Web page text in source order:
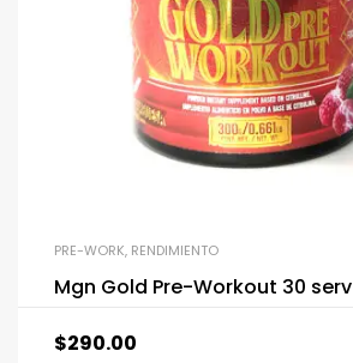
PRE-WORK, RENDIMIENTO
Mgn Gold Pre-Workout 30 serv
$290.00